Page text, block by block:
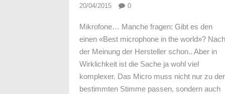
20/04/2015 0
Mikrofone… Manche fragen: Gibt es den
einen «Best microphone in the world»? Nach
der Meinung der Hersteller schon.. Aber in
Wirklichkeit ist die Sache ja wohl viel
komplexer. Das Micro muss nicht nur zu der
bestimmten Stimme passen, sondern auch